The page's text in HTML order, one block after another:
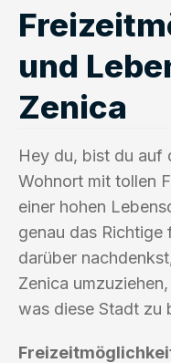
und
Zenica
Hey du, bist du auf
Wohnort mit tollen
einer hohen
genau das Richtige
darüber
Zenica
was diese Stadt zu